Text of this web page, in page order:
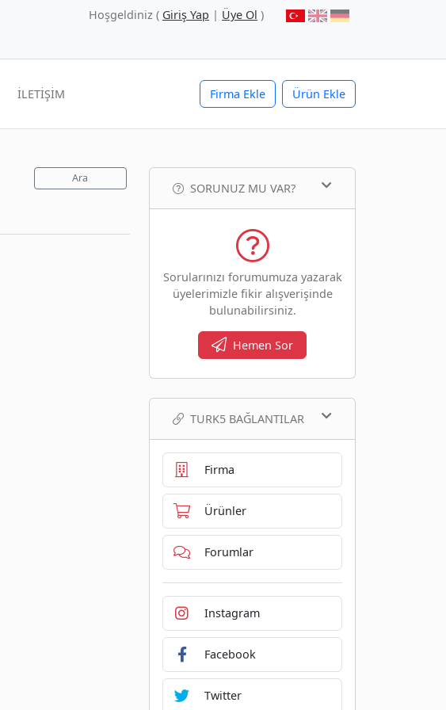
Hoşgeldiniz ( Giriş Yap | Üye Ol )
Firma Ekle Ürün Ekle
İLETİŞİM
Ara
SORUNUZ MU VAR?
Sorularınızı forumumuza yazarak
üyelerimizle fikir alışverişinde
bulunabilirsiniz.
Hemen Sor
TURK5 BAĞLANTILAR
Firma
Ürünler
Forumlar
Instagram
Facebook
Twitter